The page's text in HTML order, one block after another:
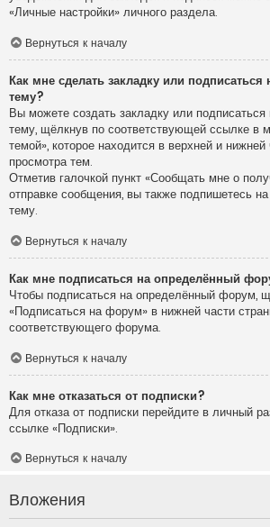
«Личные настройки» личного раздела.
Вернуться к началу
Как мне сделать закладку или
тему?
Вы можете создать закладку или
тему, щёлкнув по соответствующей ссылке в
темой», которое находится в верхней и
просмотра тем.
Отметив галочкой пункт «Сообщать мне о
отправке сообщения, вы также подпишетесь
тему.
Вернуться к началу
Как мне подписаться на определённый
Чтобы подписаться на определённый форум,
«Подписаться на форум» в нижней части
соответствующего форума.
Вернуться к началу
Как мне отказаться от подписки?
Для отказа от подписки перейдите в личный
ссылке «Подписки».
Вернуться к началу
Вложения